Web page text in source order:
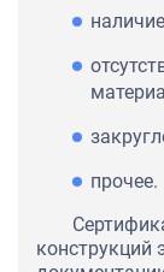
прочее.
конструкций